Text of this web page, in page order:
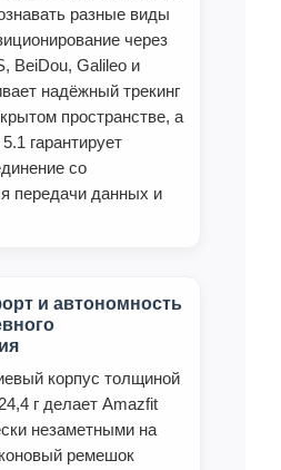
разные виды
через
BeiDou, Galileo и
надёжный трекинг
пространстве, а
гарантирует
со
передачи данных и
и автономность
корпус толщиной
г делает Amazfit
незаметными на
ремешок